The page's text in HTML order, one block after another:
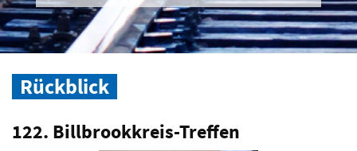
Rückblick
122. Billbrookkreis-Treffen